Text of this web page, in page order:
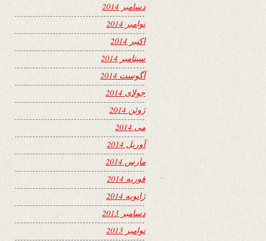
دسامبر 2014
نوامبر 2014
اکتبر 2014
سپتامبر 2014
آگوست 2014
جولای 2014
ژوئن 2014
می 2014
آوریل 2014
مارس 2014
فوریه 2014
ژانویه 2014
دسامبر 2013
نوامبر 2013